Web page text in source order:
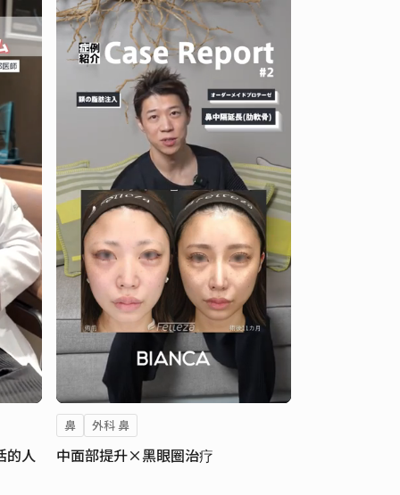
的人
鼻 外科 鼻
中面部提升×黑眼圈治疗